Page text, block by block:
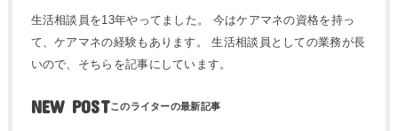
生活相談員を13年やってました。 今はケアマネの資格を持っ
て、ケアマネの経験もあります。 生活相談員としての業務が長
いので、そちらを記事にしています。
NEW POST